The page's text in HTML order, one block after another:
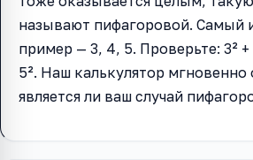
называют пифагоровой. Самый
пример — 3, 4, 5. Проверьте: 3² +
5². Наш калькулятор мгновенно
является ли ваш случай